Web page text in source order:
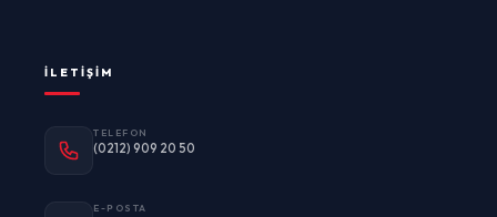
İLETIŞIM
TELEFON
(0212) 909 20 50
E-POSTA